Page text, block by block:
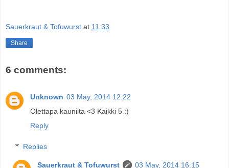
Sauerkraut & Tofuwurst at 11:33
Share
6 comments:
Unknown 03 May, 2014 12:22
Olettapa kauniita <3 Kaikki 5 :)
Reply
Replies
Sauerkraut & Tofuwurst
03 May, 2014 16:15